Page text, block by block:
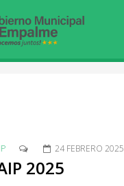
24 FEBRERO 2025
2025